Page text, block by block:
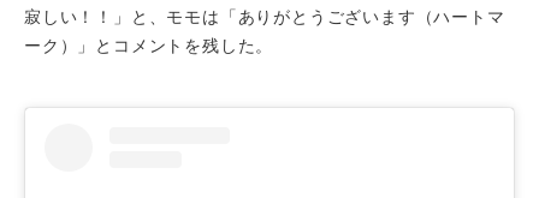
寂しい！！」と、モモは「ありがとうございます（ハートマ
ーク）」とコメントを残した。